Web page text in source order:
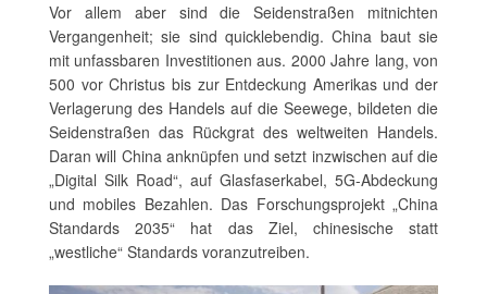
Vor allem aber sind die Seidenstraßen mitnichten
Vergangenheit; sie sind quicklebendig. China baut sie
mit unfassbaren Investitionen aus. 2000 Jahre lang, von
500 vor Christus bis zur Entdeckung Amerikas und der
Verlagerung des Handels auf die Seewege, bildeten die
Seidenstraßen das Rückgrat des weltweiten Handels.
Daran will China anknüpfen und setzt inzwischen auf die
„Digital Silk Road“, auf Glasfaserkabel, 5G-Abdeckung
und mobiles Bezahlen. Das Forschungsprojekt „China
Standards 2035“ hat das Ziel, chinesische statt
„westliche“ Standards voranzutreiben.